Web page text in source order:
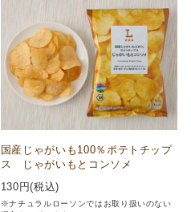
国産じゃがいも100％ポテトチップ
ス じゃがいもとコンソメ
130 円(税込)
※ナチュラルローソンではお取り扱いのない